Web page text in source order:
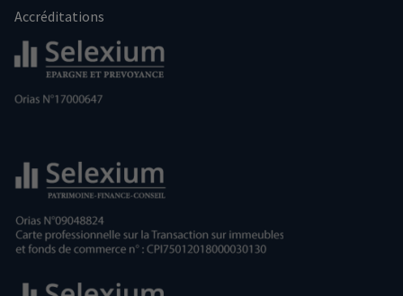
Accréditations